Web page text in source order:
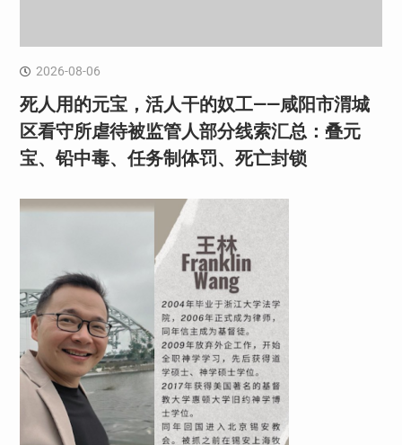
2026-08-06
死人用的元宝，活人干的奴工——咸阳市渭城
区看守所虐待被监管人部分线索汇总：叠元
宝、铅中毒、任务制体罚、死亡封锁